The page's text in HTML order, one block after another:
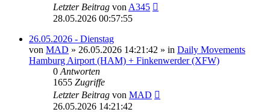
Letzter Beitrag von A345
28.05.2026 00:57:55
26.05.2026 - Dienstag
von MAD » 26.05.2026 14:21:42 » in Daily Movements
Hamburg Airport (HAM) + Finkenwerder (XFW)
0 Antworten
1655 Zugriffe
Letzter Beitrag von MAD
26.05.2026 14:21:42